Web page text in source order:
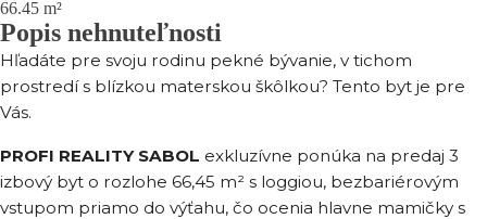
66.45 m²
Popis nehnuteľnosti
Hľadáte pre svoju rodinu pekné bývanie, v tichom
prostredí s blízkou materskou škôlkou? Tento byt je pre
Vás.
PROFI REALITY SABOL exkluzívne ponúka na predaj 3
izbový byt o rozlohe 66,45 m² s loggiou, bezbariérovým
vstupom priamo do výťahu, čo ocenia hlavne mamičky s